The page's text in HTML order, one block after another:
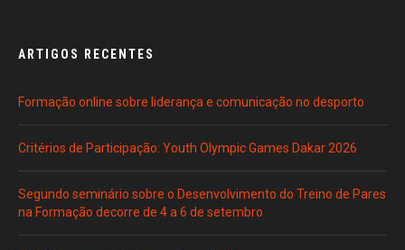
ARTIGOS RECENTES
Formação online sobre liderança e comunicação no desporto
Critérios de Participação: Youth Olympic Games Dakar 2026
Segundo seminário sobre o Desenvolvimento do Treino de Pares
na Formação decorre de 4 a 6 de setembro